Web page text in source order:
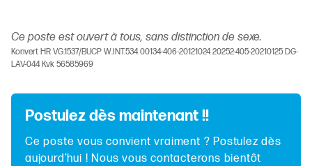
Ce poste est ouvert à tous, sans distinction de sexe.
Konvert HR VG.1537/BUCP W.INT.534 00134-406-20121024 20252-405-20210125 DG-
LAV-044 Kvk 56585969
Postulez dès maintenant !!
Ce poste vous convient vraiment ? Postulez dès
aujourd’hui ! Nous vous contacterons bientôt